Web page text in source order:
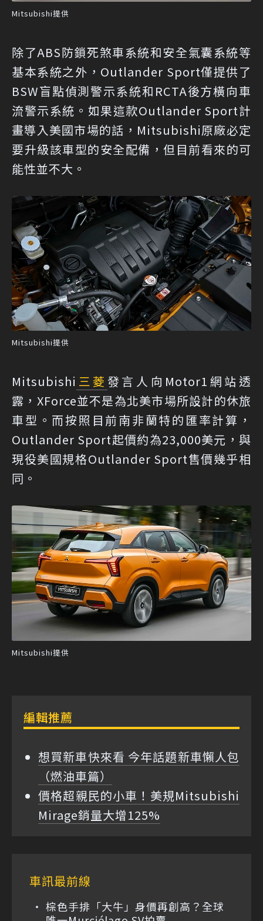
Mitsubishi提供
除了ABS防鎖死煞車系統和安全氣囊系統等
基本系統之外，Outlander Sport僅提供了
BSW盲點偵測警示系統和RCTA後方橫向車
流警示系統。如果這款Outlander Sport計
畫導入美國市場的話，Mitsubishi原廠必定
要升級該車型的安全配備，但目前看來的可
能性並不大。
Mitsubishi提供
Mitsubishi 三菱 發言人向Motor1網站透
露，XForce並不是為北美市場所設計的休旅
車型。而按照目前南非蘭特的匯率計算，
Outlander Sport起價約為23,000美元，與
現役美國規格Outlander Sport售價幾乎相
同。
Mitsubishi提供
編輯推薦
想買新車快來看 今年話題新車懶人包
（燃油車篇）
價格超親民的小車！美規Mitsubishi
Mirage銷量大增125%
車訊最前線
棕色手排「大牛」身價再創高？全球